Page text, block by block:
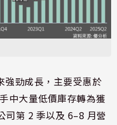
勁成長，主要受惠於
中大量低價庫存轉為獲
司第 2 季以及 6–8 月營